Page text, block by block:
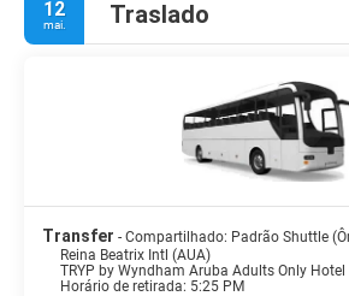
12
mai. Traslado
Transfer - Compartilhado: Padrão Shuttle
Reina Beatrix Intl (AUA)
TRYP by Wyndham Aruba Adults Only Hotel
Horário de retirada: 5:25 PM